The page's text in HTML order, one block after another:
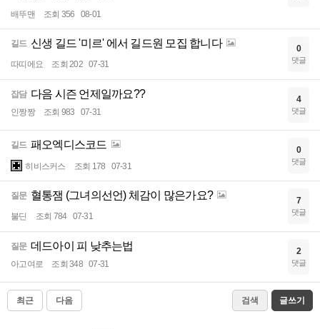
배뚜맨 조회 356 08-01
길드 신생 길드 '미르' 에서 길드원 모집 합니다
따띠에요 조회 202 07-31
0
댓글
잡담 다음 시즌 언제일까요??
인짱짱 조회 983 07-31
4
댓글
길드 패오엑디스코드
히비스커스 조회 178 07-31
0
댓글
질문 혈통잼 (그녀의선언) 체감이 많은가요?
불딘 조회 784 07-31
7
댓글
질문 데드아이 피 낮추는법
아고여로 조회 348 07-31
2
댓글
최근 다음 검색 글쓰기